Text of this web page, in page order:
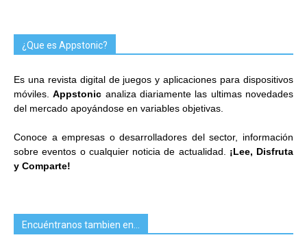
¿Que es Appstonic?
Es una revista digital de juegos y aplicaciones para dispositivos
móviles.Appstonic analiza diariamente las ultimas novedades
del mercado apoyándose en variables objetivas.
Conoce a empresas o desarrolladores del sector, información
sobre eventos o cualquier noticia de actualidad. ¡Lee, Disfruta
y Comparte!
Encuéntranos tambien en…